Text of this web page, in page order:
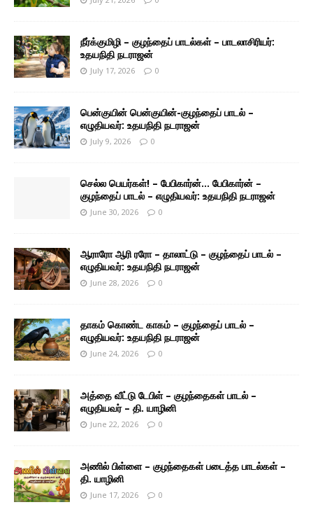
நீர்க்குமிழி – குழந்தைப் பாடல்கள் – பாடலாசிரியர்:
உதயநிதி நடராஜன்
July 17, 2026 0
பென்குயின் பென்குயின்-குழந்தைப் பாடல் –
எழுதியவர்: உதயநிதி நடராஜன்
July 9, 2026 0
செல்ல பெயர்கள்! – பேபிகார்ன்… பேபிகார்ன் –
குழந்தைப் பாடல் – எழுதியவர்: உதயநிதி நடராஜன்
June 30, 2026 0
ஆராரோ ஆரி ரரோ – தாலாட்டு – குழந்தைப் பாடல் –
எழுதியவர்: உதயநிதி நடராஜன்
June 28, 2026 0
தாகம் கொண்ட காகம் – குழந்தைப் பாடல் –
எழுதியவர்: உதயநிதி நடராஜன்
June 24, 2026 0
அத்தை வீட்டு டேபிள் – குழந்தைகள் பாடல் –
எழுதியவர் – தி. யாழினி
June 22, 2026 0
அணில் பிள்ளை – குழந்தைகள் படைத்த பாடல்கள் –
தி. யாழினி
June 17, 2026 0